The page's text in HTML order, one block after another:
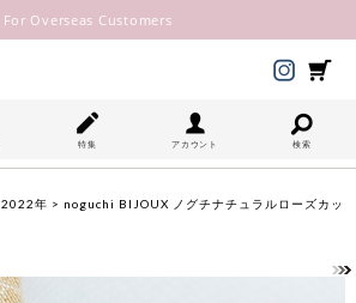
For Overseas Customers
特集 アカウント 検索
2022年 > noguchi BIJOUX ノグチナチュラルローズカッ